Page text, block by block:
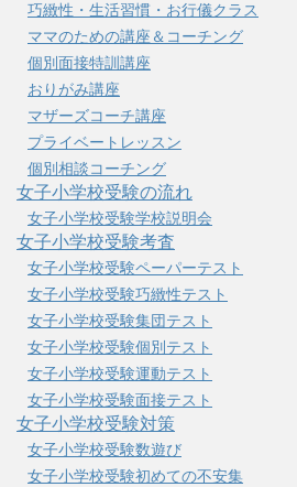
巧緻性・生活習慣・お行儀クラス
ママのための講座＆コーチング
個別面接特訓講座
おりがみ講座
マザーズコーチ講座
プライベートレッスン
個別相談コーチング
女子小学校受験の流れ
女子小学校受験学校説明会
女子小学校受験考査
女子小学校受験ペーパーテスト
女子小学校受験巧緻性テスト
女子小学校受験集団テスト
女子小学校受験個別テスト
女子小学校受験運動テスト
女子小学校受験面接テスト
女子小学校受験対策
女子小学校受験数遊び
女子小学校受験初めての不安集